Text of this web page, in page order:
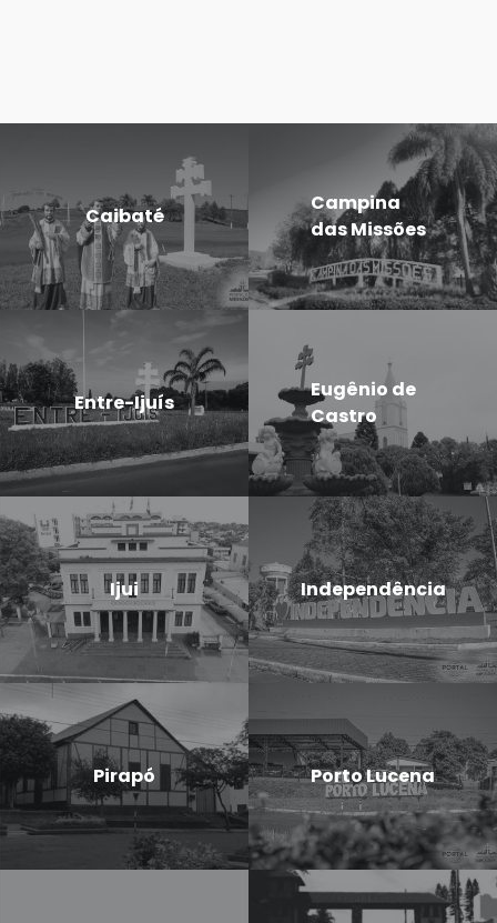
Caibaté
Campina
das Missões
Entre-Ijuís
Eugênio de
Castro
Ijui Independência
Pirapó Porto Lucena